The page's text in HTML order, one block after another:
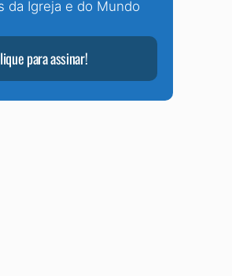
da Igreja e do Mundo
para assinar!